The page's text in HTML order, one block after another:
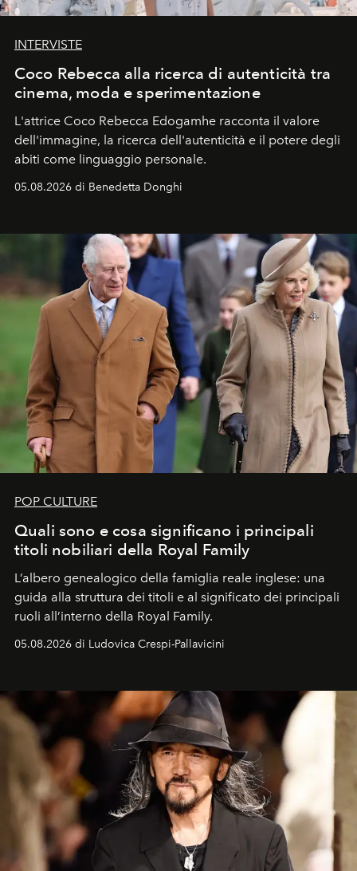
INTERVISTE
Coco Rebecca alla ricerca di autenticità tra
cinema, moda e sperimentazione
L'attrice Coco Rebecca Edogamhe racconta il valore
dell'immagine, la ricerca dell'autenticità e il potere degli
abiti come linguaggio personale.
05.08.2026 di Benedetta Donghi
POP CULTURE
Quali sono e cosa significano i principali
titoli nobiliari della Royal Family
L’albero genealogico della famiglia reale inglese: una
guida alla struttura dei titoli e al significato dei principali
ruoli all’interno della Royal Family.
05.08.2026 di Ludovica Crespi-Pallavicini